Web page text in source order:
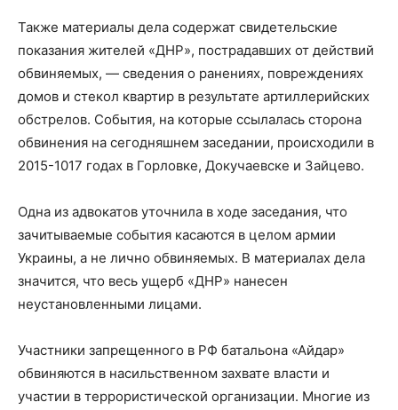
Также материалы дела содержат свидетельские
показания жителей «ДНР», пострадавших от действий
обвиняемых, — сведения о ранениях, повреждениях
домов и стекол квартир в результате артиллерийских
обстрелов. События, на которые ссылалась сторона
обвинения на сегодняшнем заседании, происходили в
2015-1017 годах в Горловке, Докучаевске и Зайцево.
Одна из адвокатов уточнила в ходе заседания, что
зачитываемые события касаются в целом армии
Украины, а не лично обвиняемых. В материалах дела
значится, что весь ущерб «ДНР» нанесен
неустановленными лицами.
Участники запрещенного в РФ батальона «Айдар»
обвиняются в насильственном захвате власти и
участии в террористической организации. Многие из